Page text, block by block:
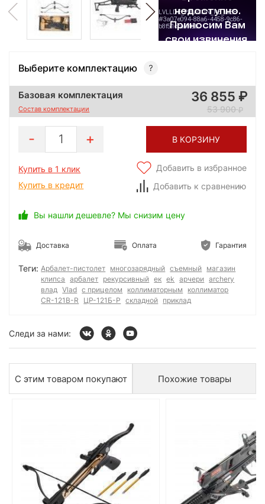
Выберите комплектацию
Базовая комплектация
Состав комплектации
36 855
53 900
1 В КОРЗИНУ
Купить в 1 клик
Купить в кредит
Добавить в избранное
Добавить к сравнению
Вы нашли дешевле? Мы снизим цену
Доставка Оплата Гарантия
Теги: Арбалет-пистолет многозарядный съемный магазин
клипса
арбалет рекурсивный ек ek арчери archery
влад
Vlad с прицелом коллиматорным
коллиматор
CR-121B-R
ЦР-121Б-Р складной приклад
Следи за нами:
С этим товаром покупают Похожие товары